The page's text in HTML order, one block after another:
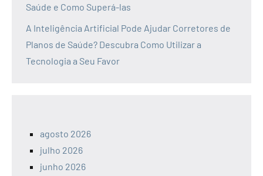
Saúde e Como Superá-las
A Inteligência Artificial Pode Ajudar Corretores de
Planos de Saúde? Descubra Como Utilizar a
Tecnologia a Seu Favor
agosto 2026
julho 2026
junho 2026